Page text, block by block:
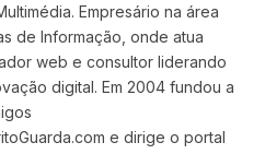
Empresário na área
de Informação, onde atua
web e consultor liderando
digital. Em 2004 fundou a
e dirige o portal